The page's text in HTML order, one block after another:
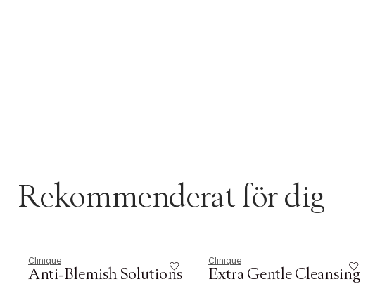
Rekommenderat för dig
Clinique
Anti-Blemish Solutions
Clinique
Extra Gentle Cleansing